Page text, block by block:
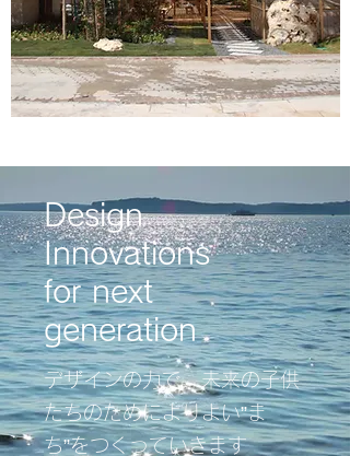
Design
Innovations
for next
generation
​デザインの力で、未来の子供
たちのためによりよい”ま
ち”をつくっていきます